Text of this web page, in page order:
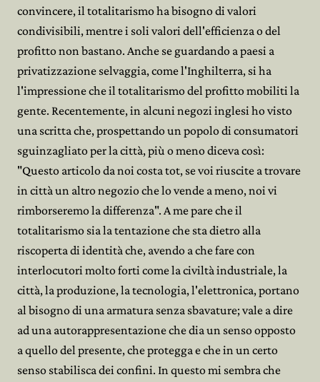
convincere, il totalitarismo ha bisogno di valori
condivisibili, mentre i soli valori dell'efficienza o del
profitto non bastano. Anche se guardando a paesi a
privatizzazione selvaggia, come l'Inghilterra, si ha
l'impressione che il totalitarismo del profitto mobiliti la
gente. Recentemente, in alcuni negozi inglesi ho visto
una scritta che, prospettando un popolo di consumatori
sguinzagliato per la città, più o meno diceva così:
"Questo articolo da noi costa tot, se voi riuscite a trovare
in città un altro negozio che lo vende a meno, noi vi
rimborseremo la differenza". A me pare che il
totalitarismo sia la tentazione che sta dietro alla
riscoperta di identità che, avendo a che fare con
interlocutori molto forti come la civiltà industriale, la
città, la produzione, la tecnologia, l'elettronica, portano
al bisogno di una armatura senza sbavature; vale a dire
ad una autorappresentazione che dia un senso opposto
a quello del presente, che protegga e che in un certo
senso stabilisca dei confini. In questo mi sembra che